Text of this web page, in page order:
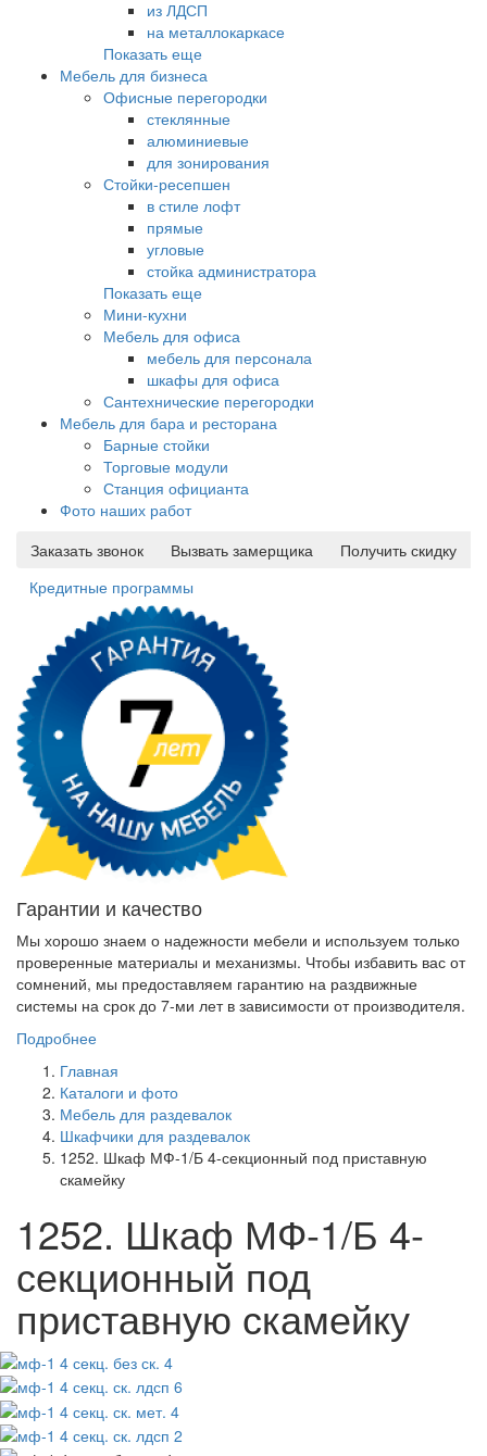
из ЛДСП
на металлокаркасе
Показать еще
Мебель для бизнеса
Офисные перегородки
стеклянные
алюминиевые
для зонирования
Стойки-ресепшен
в стиле лофт
прямые
угловые
стойка администратора
Показать еще
Мини-кухни
Мебель для офиса
мебель для персонала
шкафы для офиса
Сантехнические перегородки
Мебель для бара и ресторана
Барные стойки
Торговые модули
Станция официанта
Фото наших работ
Заказать звонок
Вызвать замерщика
Получить скидку
Кредитные программы
Гарантии и качество
Мы хорошо знаем о надежности мебели и используем только
проверенные материалы и механизмы. Чтобы избавить вас от
сомнений, мы предоставляем гарантию на раздвижные
системы на срок до 7-ми лет в зависимости от производителя.
Подробнее
Главная
Каталоги и фото
Мебель для раздевалок
Шкафчики для раздевалок
1252. Шкаф МФ-1/Б 4-секционный под приставную
скамейку
1252. Шкаф МФ-1/Б 4-
секционный под
приставную скамейку